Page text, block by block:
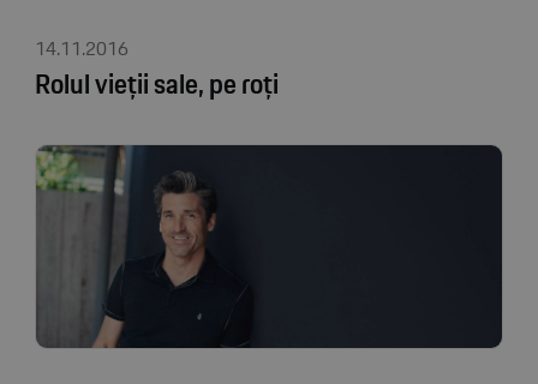
14.11.2016
Rolul vieţii sale, pe roţi